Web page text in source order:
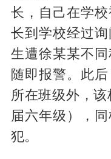
长，自己在学
长到学校经过
生遭徐某某不
随即报警。此
所在班级外，
届六年级），
犯。